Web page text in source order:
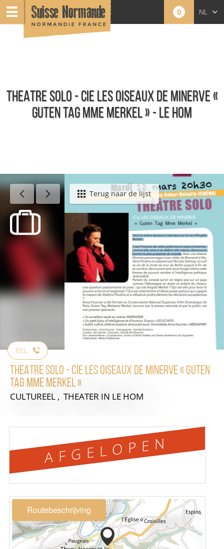
0 NL
THEATRE SOLO - CIE LES OISEAUX DE MINERVE «
GUTEN TAG MME MERKEL » - LE HOM
Agenda - NederlandsTerug naar de lijst
BEL
THEATRE SOLO - Cie LES OISEAUX DE MINERVE « Guten
Tag Mme Merkel »
CULTUREEL , THEATER IN LE HOM
AFGELOPEN
Routebeschrijving